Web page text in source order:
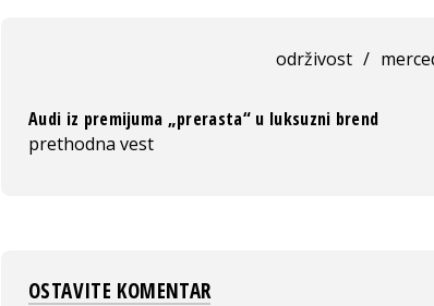
održivost /
Audi iz premijuma „prerasta“ u luksuzni brend
prethodna vest
OSTAVITE KOMENTAR